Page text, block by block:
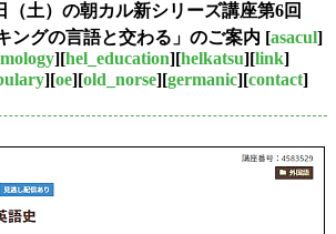
（土）の朝カル新シリーズ講座第6回
ングの言語と交わる」のご案内 [asacul]
][hel_education][helkatsu][link]
][oe][old_norse][germanic][contact]